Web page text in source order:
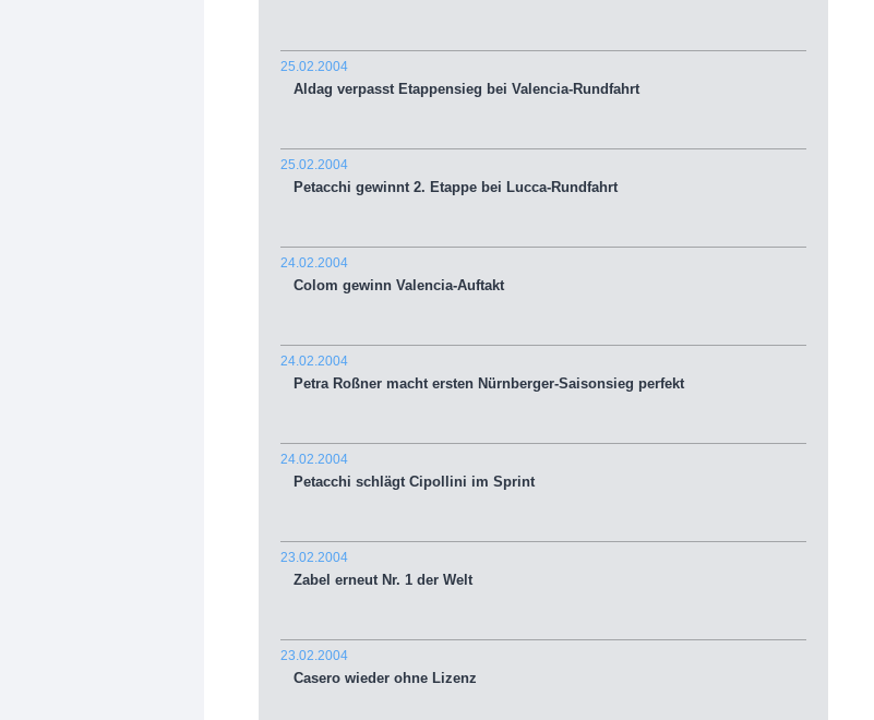
25.02.2004
Aldag verpasst Etappensieg bei Valencia-Rundfahrt
25.02.2004
Petacchi gewinnt 2. Etappe bei Lucca-Rundfahrt
24.02.2004
Colom gewinn Valencia-Auftakt
24.02.2004
Petra Roßner macht ersten Nürnberger-Saisonsieg perfekt
24.02.2004
Petacchi schlägt Cipollini im Sprint
23.02.2004
Zabel erneut Nr. 1 der Welt
23.02.2004
Casero wieder ohne Lizenz